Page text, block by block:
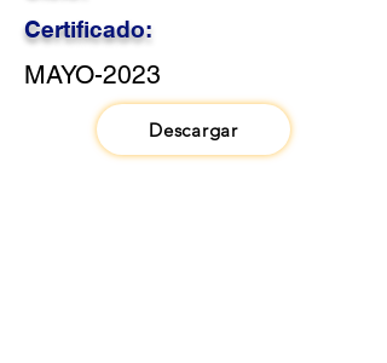
Certificado:
MAYO-2023
Descargar